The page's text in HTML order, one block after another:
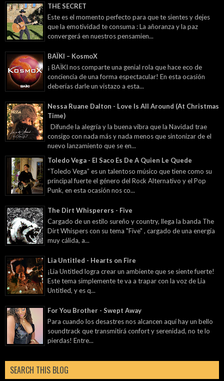
THE SECRET
Este es el momento perfecto para que te sientes y dejes
que la emotividad te consuma : La añoranza y la paz
convergerá en nuestros pensamien...
BAÏKI – KosmoX
¡ BAÏKI nos comparte una genial rola que hace eco de
conciencia de una forma espectacular! En esta ocasión
deberías darle un vistazo a esta...
Nessa Ruane Dalton - Love Is All Around (At Christmas
Time)
Difunde la alegría y la buena vibra que la Navidad trae
consigo con nada más y nada menos que sintonizar de el
nuevo lanzamiento que se en...
Toledo Vega - El Saco Es De A Quien Le Quede
“Toledo Vega” es un talentoso músico que tiene como su
principal fuerte el género del Rock Alternativo y el Pop
Punk, en esta ocasión nos co...
The Dirt Whisperers - Five
Cargado de un estilo sureño y country, llega la banda The
Dirt Whispers con su tema "Five" , cargado de una energía
muy cálida, a...
Lia Untitled - Hearts on Fire
¡Lia Untitled logra crear un ambiente que se siente fuerte!
Este tema simplemente te va a trapar con la voz de Lia
Untitled, y es q...
For You Brother - Swept Away
Para cuando los desastres nos alcancen aquí hay un bello
soundtrack que transmitirá confort y serenidad, no te lo
pierdas! Entre...
SEARCH THIS BLOG